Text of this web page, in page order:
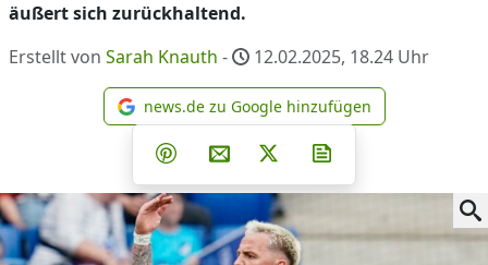
äußert sich zurückhaltend.
Erstellt von Sarah Knauth - 12.02.2025, 18.24 Uhr
news.de zu Google
news.de zu Google hinzufügen
Teilen auf Facebook
Teilen auf Whatsapp
Teilen auf Telegram
Teilen auf Pinterest
Per E-Mail teilen
Post auf X